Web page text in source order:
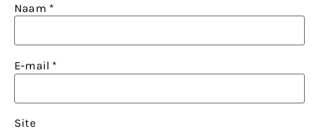
Naam *
E-mail *
Site